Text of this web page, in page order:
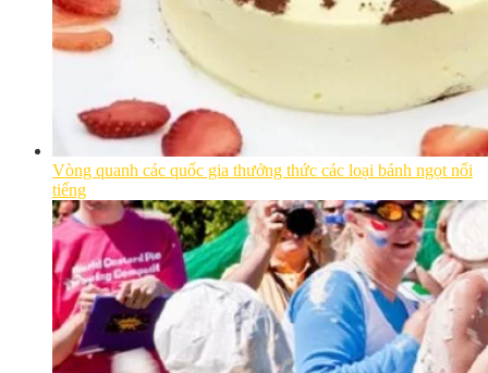
Vòng quanh các quốc gia thưởng thức các loại bánh ngọt nổi
tiếng